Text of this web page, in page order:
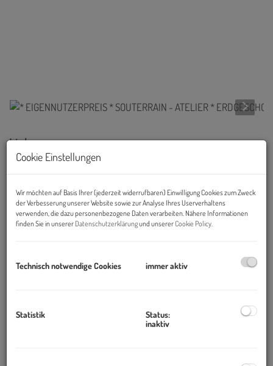
Links
Cookie Einstellungen
Wir möchten auf Basis Ihrer (jederzeit widerrufbaren) Einwilligung Cookies zum Zweck
der Verbesserung unserer Website sowie zur Analyse Ihres Userverhaltens
verwenden, die dazu personenbezogene Daten verarbeiten. Nähere Informationen
finden Sie in unserer Datenschutzerklärungund unsererCookie Policy
Technisch notwendige Cookies immer aktiv
Statistik
Status:
inaktiv